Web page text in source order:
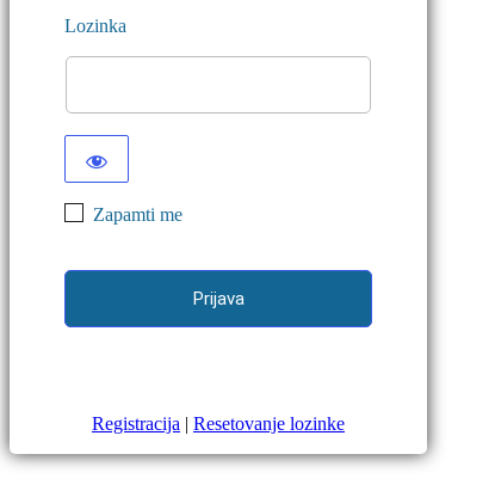
Lozinka
Zapamti me
Registracija | Resetovanje lozinke